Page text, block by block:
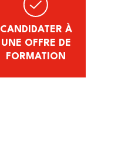
CANDIDATER À
UNE OFFRE DE
FORMATION